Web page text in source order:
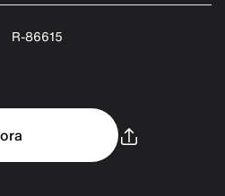
R-86615